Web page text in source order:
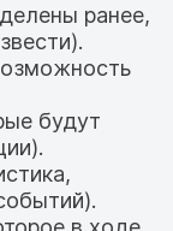
ранее,
будут